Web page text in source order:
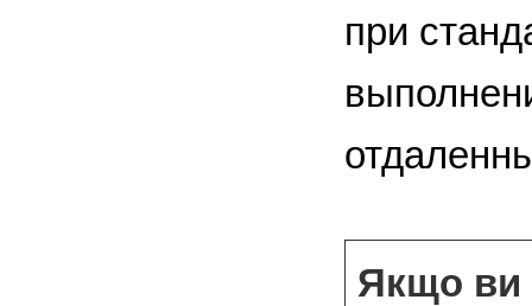
при
Якщо ви